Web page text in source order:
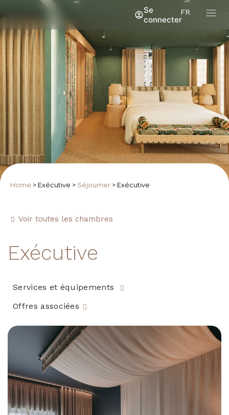
FR
Se
connecter
Home > Exécutive > Séjourner > Exécutive
Voir toutes les chambres
Exécutive
Services et équipements
Offres associées